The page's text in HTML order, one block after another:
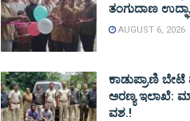
ತಂಗುದಾಣ
AUGUST 6, 2026
ಕಾಡುಪ್ರಾಣಿ
ಅರಣ್ಯ ಇಲಾಖೆ:
ವಶ.!